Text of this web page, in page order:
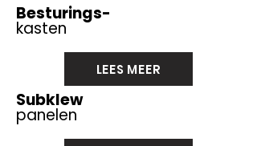
Besturings-
kasten
LEES MEER
Subklew
panelen